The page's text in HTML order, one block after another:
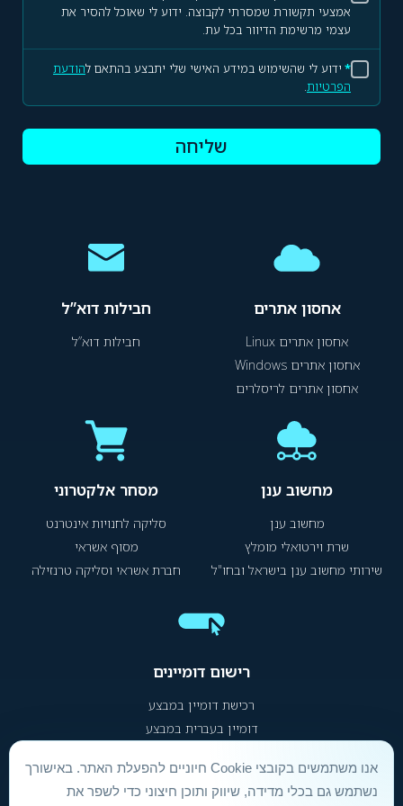
אמצעי תקשורת שמסרתי לקבוצה. ידוע לי שאוכל להסיר את
עצמי מרשימת הדיוור בכל עת.
* ידוע לי שהשימוש במידע האישי שלי יתבצע בהתאם להודעת
הפרטיות.
שליחה
אחסון אתרים
אחסון אתרים Linux
אחסון אתרים Windows
אחסון אתרים לריסלרים
חבילות דוא”ל
חבילות דוא”ל
מחשוב ענן
מחשוב ענן
שרת וירטואלי מומלץ
שירותי מחשוב ענן בישראל ובחו"ל
מסחר אלקטרוני
סליקה לחנויות אינטרנט
מסוף אשראי
חברת אשראי וסליקה טרנזילה
רישום דומיינים
רכישת דומיין במבצע
דומיין בעברית במבצע
הסכם שירות ותנאי שימוש| הצהרת נגישות| מדיניות פרטיות
אנו משתמשים בקובצי Cookie חיוניים להפעלת האתר. באישורך
נשתמש גם בכלי מדידה, שיווק ותוכן חיצוני כדי לשפר את